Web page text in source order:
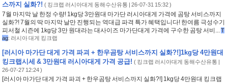
스까지 실화?! ( 킹크랩 러시아대게 동해수산유통 | 26-07-31 15:32 )
7월 마지막 날 한정 수량! 1kg당 3만원대 마가단 러시아대게 가격에 곰탕 서비스까지
실화?! 7월의 딱 마지막 날만 진행되는 역대급 파격 특가 혜택입니다! 한여름 극성수기
피서철 시즌에 1kg당 3만 원대라는 대사이즈 마가단대게 가격에 구수한 곰탕 서비...T
ag: 러시아 대게 킹크랩
[러시아 마가단 대게 가격 파괴 + 한우곰탕 서비스까지 실화?!]1kg당 4만원대
킹크랩시세 & 3만원대 러시아대게 가격 공급! ( 킹크랩 러시아대게 동해수산유통 |
26-07-27 12:24 )
[러시아 마가단 대게 가격 파괴 + 한우곰탕 서비스까지 실화?!] 1kg당 4만원대 킹크랩